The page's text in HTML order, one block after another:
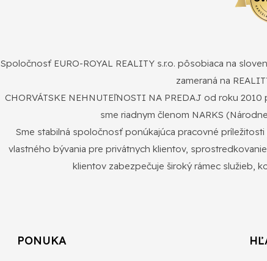
Spoločnosť EURO-ROYAL REALITY s.r.o. pôsobiaca na
zameraná na
CHORVÁTSKE NEHNUTEľNOSTI NA PREDAJ od roku
sme riadnym členom NARKS
Sme stabilná spoločnosť ponúkajúca pracovné
vlastného bývania pre privátnych klientov,
klientov zabezpečuje široký rámec služieb,
PONUKA